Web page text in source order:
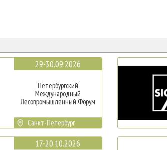
29-30.09.2026
Петербургский
Международный
Лесопромышленный Форум
Санкт-Петербург
17-20.10.2026